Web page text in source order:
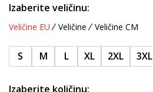
Izaberite veličinu:
Veličine EU Veličine Veličine CM
S M L XL 2XL 3XL
Izaberite količinu: